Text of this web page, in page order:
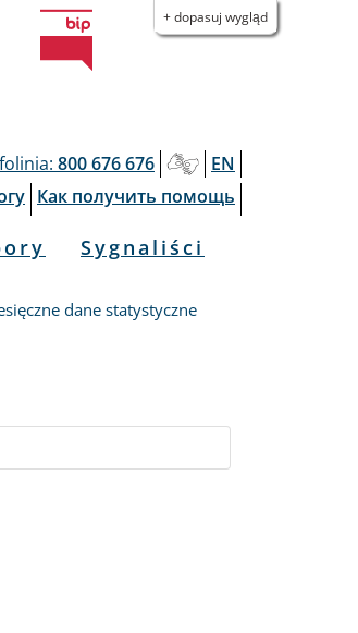
+ dopasuj wygląd
800 676 676
EN
Как получить помощь
Sygnaliści
dane statystyczne